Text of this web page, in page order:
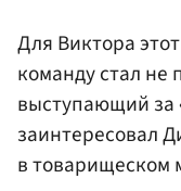
Для Виктора
команду стал не
выступающий за
заинтересовал
в товарищеском